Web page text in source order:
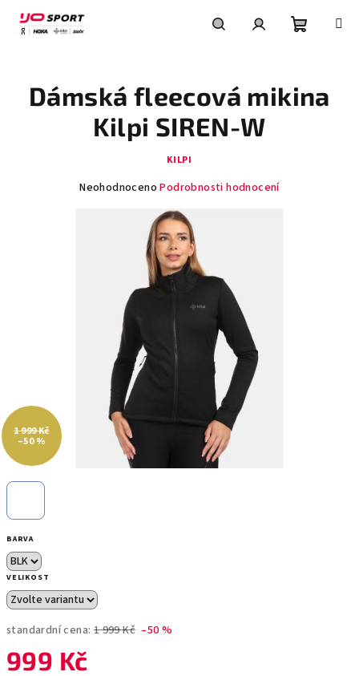
obsah
košík
BARVA
VELIKOST
standardní cena: 1 999 Kč –50 %
999 Kč
Dámská fleecová mikina
Kilpi SIREN-W
KILPI
Průměrné
hvězdiček.
Neohodnoceno Podrobnosti hodnocení
1 999 Kč
–50 %